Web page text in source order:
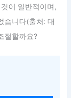
이 일반적이며,
습니다(출처: 대
절할까요?